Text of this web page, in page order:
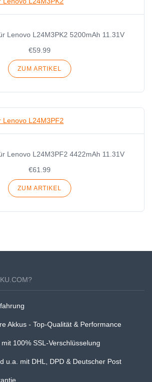
Lenovo L24M3PK2 5200mAh 11.31V
€59.99
ZUM ARTIKEL
Lenovo L24M3PF2 4422mAh 11.31V
€61.99
ZUM ARTIKEL
Akkus - Top-Qualität & Performance
100% SSL-Verschlüsselung
u.a. mit DHL, DPD & Deutscher Post